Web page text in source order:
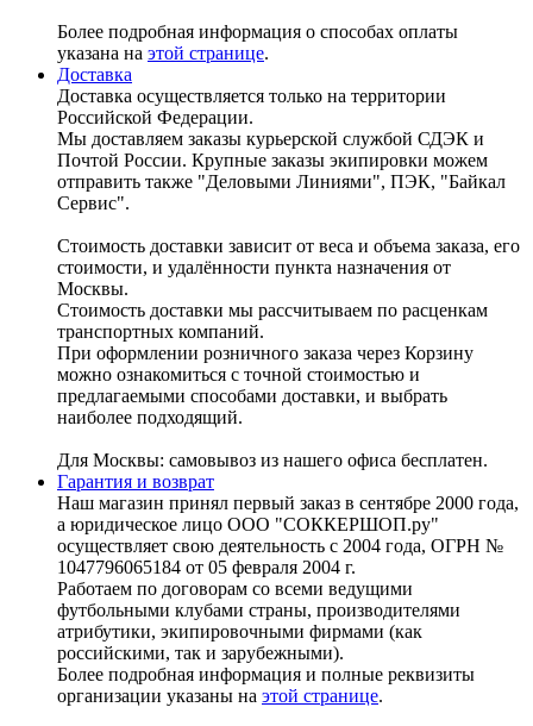
Более подробная информация о способах оплаты
указана на этой странице.
Доставка
Доставка осуществляется только на территории
Российской Федерации.
Мы доставляем заказы курьерской службой СДЭК и
Почтой России. Крупные заказы экипировки можем
отправить также "Деловыми Линиями", ПЭК, "Байкал
Сервис".
Стоимость доставки зависит от веса и объема заказа, его
стоимости, и удалённости пункта назначения от
Москвы.
Стоимость доставки мы рассчитываем по расценкам
транспортных компаний.
При оформлении розничного заказа через Корзину
можно ознакомиться с точной стоимостью и
предлагаемыми способами доставки, и выбрать
наиболее подходящий.
Для Москвы: самовывоз из нашего офиса бесплатен.
Гарантия и возврат
Наш магазин принял первый заказ в сентябре 2000 года,
а юридическое лицо ООО "СОККЕРШОП.ру"
осуществляет свою деятельность с 2004 года, ОГРН №
1047796065184 от 05 февраля 2004 г.
Работаем по договорам со всеми ведущими
футбольными клубами страны, производителями
атрибутики, экипировочными фирмами (как
российскими, так и зарубежными).
Более подробная информация и полные реквизиты
организации указаны на этой странице.